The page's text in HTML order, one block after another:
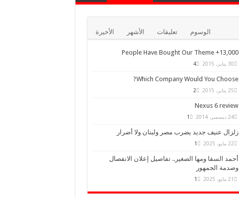
الأخيرة الأشهر تعليقات الوسوم
13,000+ People Have Bought Our Theme
30 يناير، 2015 4
Which Company Would You Choose?
25 يناير، 2015 2
Nexus 6 review
24 ديسمبر، 2014 1
زلزال عنيف جديد يضرب مصر ولبنان ولا أضرار
22 مايو، 2025 1
أحمد السقا ومها الصغير.. تفاصيل إعلان الانفصال
وصدمة الجمهور
21 مايو، 2025 1